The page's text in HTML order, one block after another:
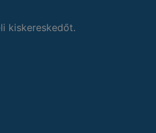
kiskereskedőt.